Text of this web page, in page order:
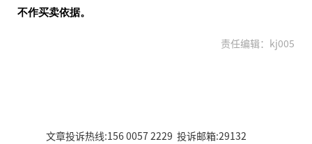
不作买卖依据。
责任编辑：kj005
文章投诉热线:156 0057 2229 投诉邮箱:29132